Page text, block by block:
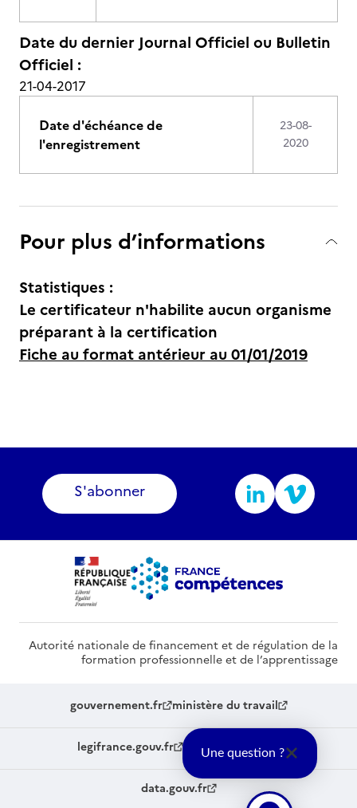
Date du dernier Journal Officiel ou Bulletin
Officiel :
21-04-2017
Date d'échéance de
l'enregistrement
23-08-
2020
Pour plus d’informations
Statistiques :
Le certificateur n'habilite aucun organisme
préparant à la certification
Fiche au format antérieur au 01/01/2019
S'abonner
Autorité nationale de financement et de régulation de la
formation professionnelle et de l’apprentissage
gouvernement.fr ministère du travail
legifrance.gouv.fr service-public.fr
data.gouv.fr
Une question ?